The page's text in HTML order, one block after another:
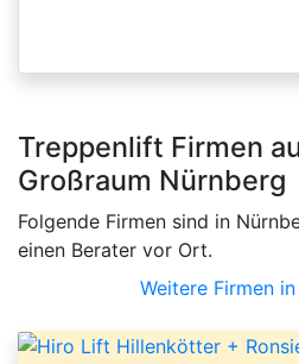
Treppenlift Firmen
Großraum Nürnberg
Folgende Firmen sind in
einen Berater vor Ort.
Weitere Firmen